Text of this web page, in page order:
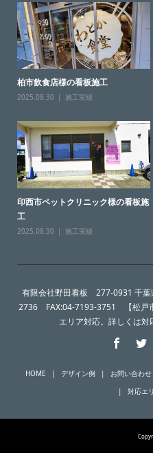
柏市飲食店様の看板施工
2025.08.30 施工実績
印西市ペットクリニック様の看板施
工
2025.08.30 施工実績
有限会社野田看板 277-0931 千
2736 FAX:04-7193-3751 【松戸
エリア対応。詳しくは対
HOME デザイン例 お問い合わせ
対応エ